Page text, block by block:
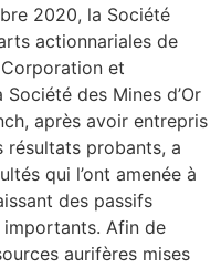
2020, la Société
actionnariales de
et
des Mines d’Or
après avoir entrepris
résultats probants, a
qui l’ont amenée à
des passifs
Afin de
aurifères mises